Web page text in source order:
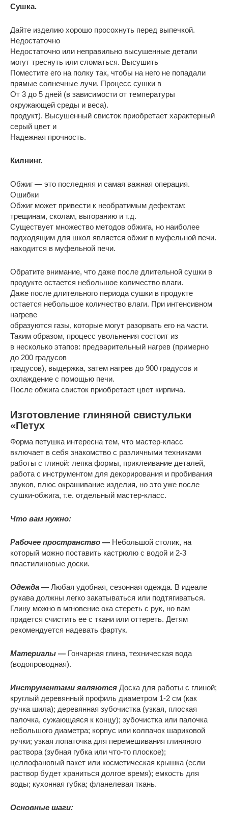
Сушка.
Дайте изделию хорошо просохнуть перед выпечкой.
Недостаточно
Недостаточно или неправильно высушенные детали
могут треснуть или сломаться. Высушить
Поместите его на полку так, чтобы на него не попадали
прямые солнечные лучи. Процесс сушки в
От 3 до 5 дней (в зависимости от температуры
окружающей среды и веса).
продукт). Высушенный свисток приобретает характерный
серый цвет и
Надежная прочность.
Килнинг.
Обжиг — это последняя и самая важная операция.
Ошибки
Обжиг может привести к необратимым дефектам:
трещинам, сколам, выгоранию и т.д.
Существует множество методов обжига, но наиболее
подходящим для школ является обжиг в муфельной печи.
находится в муфельной печи.
Обратите внимание, что даже после длительной сушки в
продукте остается небольшое количество влаги.
Даже после длительного периода сушки в продукте
остается небольшое количество влаги. При интенсивном
нагреве
образуются газы, которые могут разорвать его на части.
Таким образом, процесс увольнения состоит из
в несколько этапов: предварительный нагрев (примерно
до 200 градусов
градусов), выдержка, затем нагрев до 900 градусов и
охлаждение с помощью печи.
После обжига свисток приобретает цвет кирпича.
Изготовление глиняной свистульки
«Петух
Форма петушка интересна тем, что мастер-класс
включает в себя знакомство с различными техниками
работы с глиной: лепка формы, приклеивание деталей,
работа с инструментом для декорирования и пробивания
звуков, плюс окрашивание изделия, но это уже после
сушки-обжига, т.е. отдельный мастер-класс.
Что вам нужно:
Рабочее пространство — Небольшой столик, на
который можно поставить кастрюлю с водой и 2-3
пластилиновые доски.
Одежда — Любая удобная, сезонная одежда. В идеале
рукава должны легко закатываться или подтягиваться.
Глину можно в мгновение ока стереть с рук, но вам
придется счистить ее с ткани или оттереть. Детям
рекомендуется надевать фартук.
Материалы — Гончарная глина, техническая вода
(водопроводная).
Инструментами являются Доска для работы с глиной;
круглый деревянный профиль диаметром 1-2 см (как
ручка шила); деревянная зубочистка (узкая, плоская
палочка, сужающаяся к концу); зубочистка или палочка
небольшого диаметра; корпус или колпачок шариковой
ручки; узкая лопаточка для перемешивания глиняного
раствора (зубная губка или что-то плоское);
целлофановый пакет или косметическая крышка (если
раствор будет храниться долгое время); емкость для
воды; кухонная губка; фланелевая ткань.
Основные шаги: